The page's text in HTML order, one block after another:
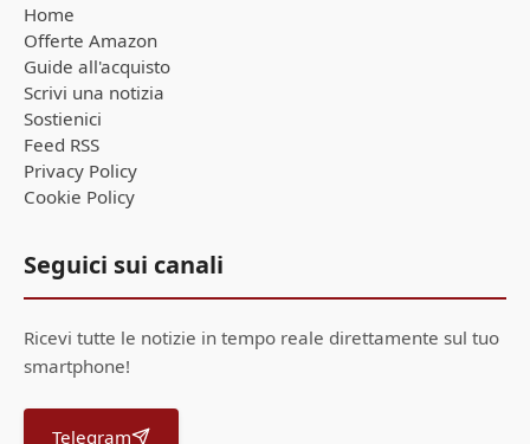
Home
Offerte Amazon
Guide all'acquisto
Scrivi una notizia
Sostienici
Feed RSS
Privacy Policy
Cookie Policy
Seguici sui canali
Ricevi tutte le notizie in tempo reale direttamente sul tuo
smartphone!
Telegram